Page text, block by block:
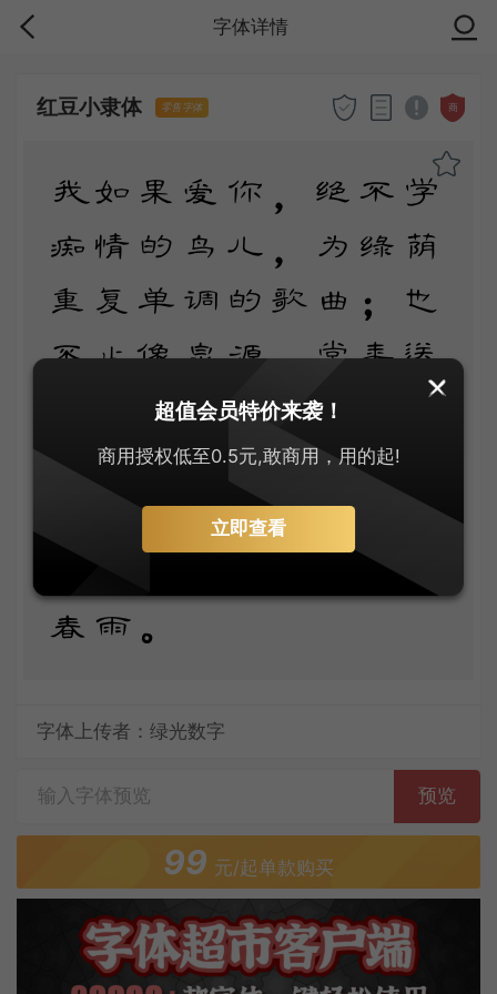
字体详情
红豆小隶体 零售字体 商
我如果爱你，绝不学
痴情的鸟儿，为绿荫
重复单调的歌曲；也
不止像泉源，常年送
来清凉的慰藉；也不
止像险峰，增加你的
高度，衬托你的威
仪。甚至日光，甚至
春雨。
字体上传者：绿光数字
预览
99 元/起单款购买
超值会员特价来袭！
商用授权低至0.5元,敢商用，用的起!
立即查看